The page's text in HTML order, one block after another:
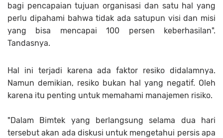
bagi pencapaian tujuan organisasi dan satu hal yang
perlu dipahami bahwa tidak ada satupun visi dan misi
yang bisa mencapai 100 persen keberhasilan".
Tandasnya.
Hal ini terjadi karena ada faktor resiko didalamnya.
Namun demikian, resiko bukan hal yang negatif. Oleh
karena itu penting untuk memahami manajemen risiko.
"Dalam Bimtek yang berlangsung selama dua hari
tersebut akan ada diskusi untuk mengetahui persis apa